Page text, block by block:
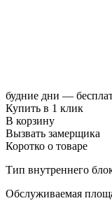
будние дни —
Купить в 1 клик
В корзину
Вызвать замерщика
Коротко о товаре
Тип внутреннего
Обслуживаемая